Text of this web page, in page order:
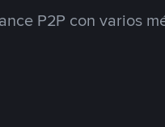
P2P con varios